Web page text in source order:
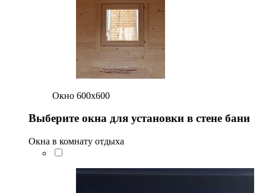
Окно 600х600
Выберите окна для установки в стене бани
Окна в комнату отдыха